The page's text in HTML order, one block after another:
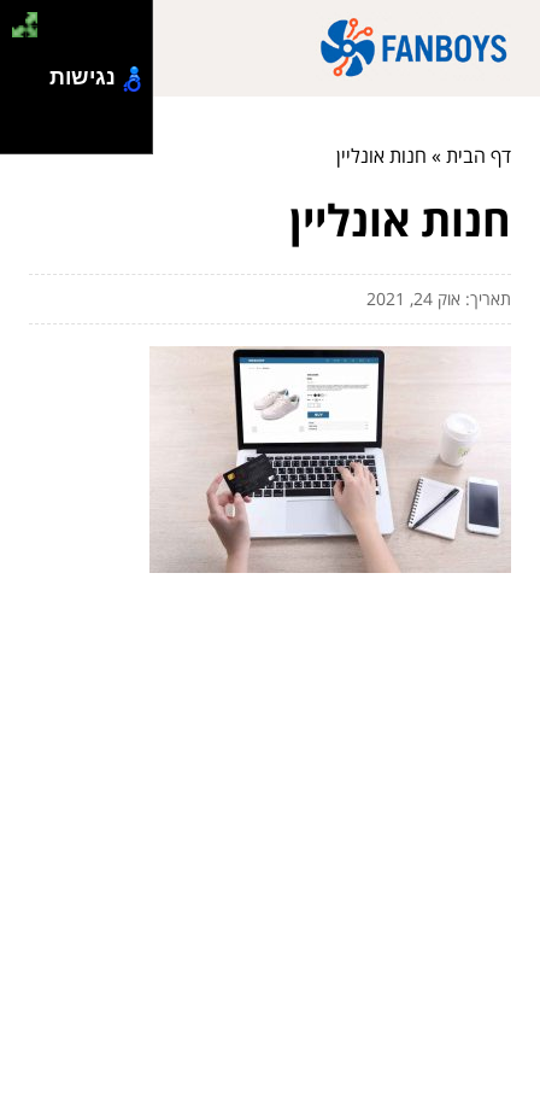
דף הבית» חנות אונליין
חנות אונליין
תאריך: אוק 24, 2021
נגישות